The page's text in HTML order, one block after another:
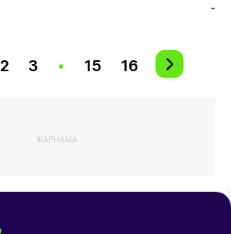
-
2 3 • 15 16
ЖАРНАМА